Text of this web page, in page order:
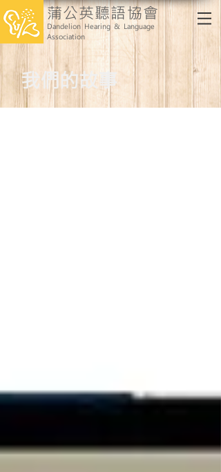
蒲公英聽語協會
Dandelion Hearing & Language
Association
​我們的故事